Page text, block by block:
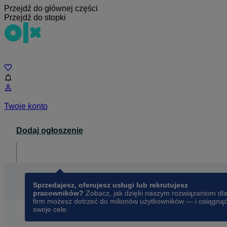
Przejdź do głównej części
Przejdź do stopki
Twoje konto
Dodaj ogłoszenie
Sprzedajesz, oferujesz usługi lub rekrutujesz
pracowników? Zobacz, jak dzięki naszym rozwiązaniom dla
firm możesz dotrzeć do milionów użytkowników — i osiągnąć
swoje cele.